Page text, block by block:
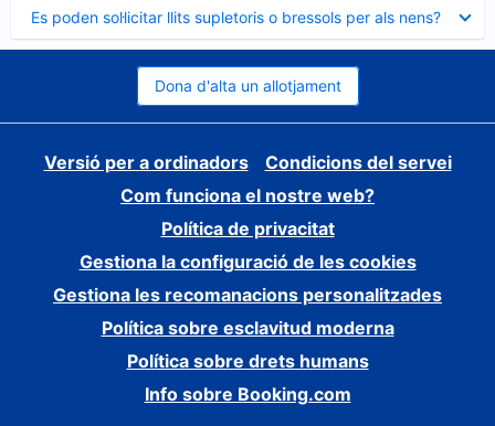
Es poden sol·licitar llits supletoris o bressols per als nens?
tancat
Dona d'alta un allotjament
Versió per a ordinadors
Condicions del servei
Com funciona el nostre web?
Política de privacitat
Gestiona la configuració de les cookies
Gestiona les recomanacions personalitzades
Política sobre esclavitud moderna
Política sobre drets humans
Info sobre Booking.com